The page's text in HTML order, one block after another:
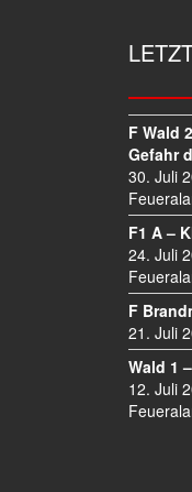
F Wald
Gefahr
30. Juli
F1 A –
24. Juli
F
21. Juli
Wald 1
12. Juli